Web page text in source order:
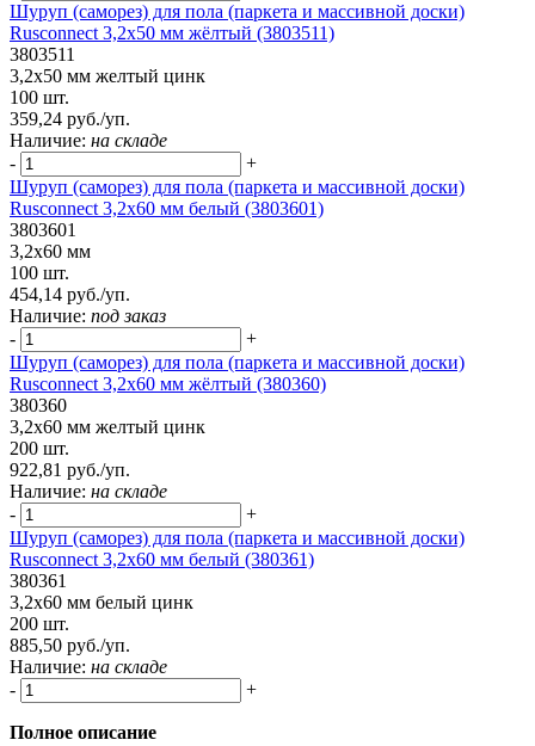
Шуруп (саморез) для пола (паркета и массивной доски)
Rusconnect 3,2х50 мм жёлтый (3803511)
3803511
3,2х50 мм желтый цинк
100 шт.
359,24 руб./уп.
Наличие: на складе
-
+
Шуруп (саморез) для пола (паркета и массивной доски)
Rusconnect 3,2х60 мм белый (3803601)
3803601
3,2х60 мм
100 шт.
454,14 руб./уп.
Наличие: под заказ
-
+
Шуруп (саморез) для пола (паркета и массивной доски)
Rusconnect 3,2х60 мм жёлтый (380360)
380360
3,2х60 мм желтый цинк
200 шт.
922,81 руб./уп.
Наличие: на складе
-
+
Шуруп (саморез) для пола (паркета и массивной доски)
Rusconnect 3,2х60 мм белый (380361)
380361
3,2х60 мм белый цинк
200 шт.
885,50 руб./уп.
Наличие: на складе
-
+
Полное описание